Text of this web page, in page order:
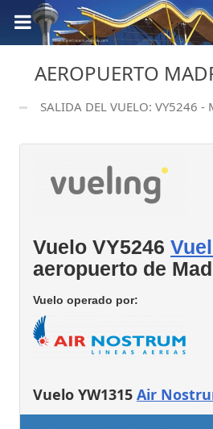
AEROPUERTO
SALIDA DEL VUELO: VY5246
Vuelo VY5246
aeropuerto de
Vuelo operado por:
Vuelo YW1315 Air